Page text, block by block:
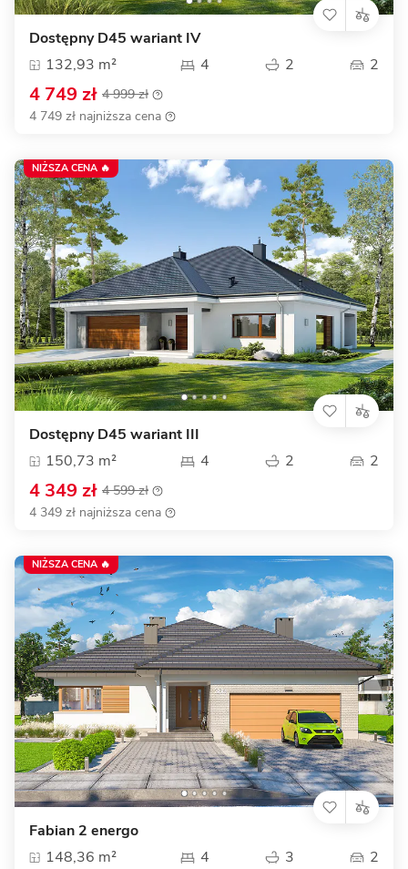
Dostępny D45 wariant IV
132,93 m²
4 2 2
4 749 zł 4 999 zł
4 749 zł najniższa cena
Dostępny D45 wariant III
150,73 m²
4 2 2
4 349 zł 4 599 zł
4 349 zł najniższa cena
NIŻSZA CENA 🔥
Fabian 2 energo
148,36 m²
4 3 2
NIŻSZA CENA 🔥